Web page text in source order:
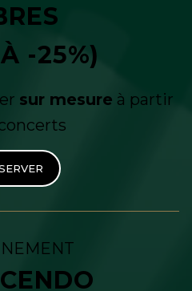
-25%)
sur mesure à partir